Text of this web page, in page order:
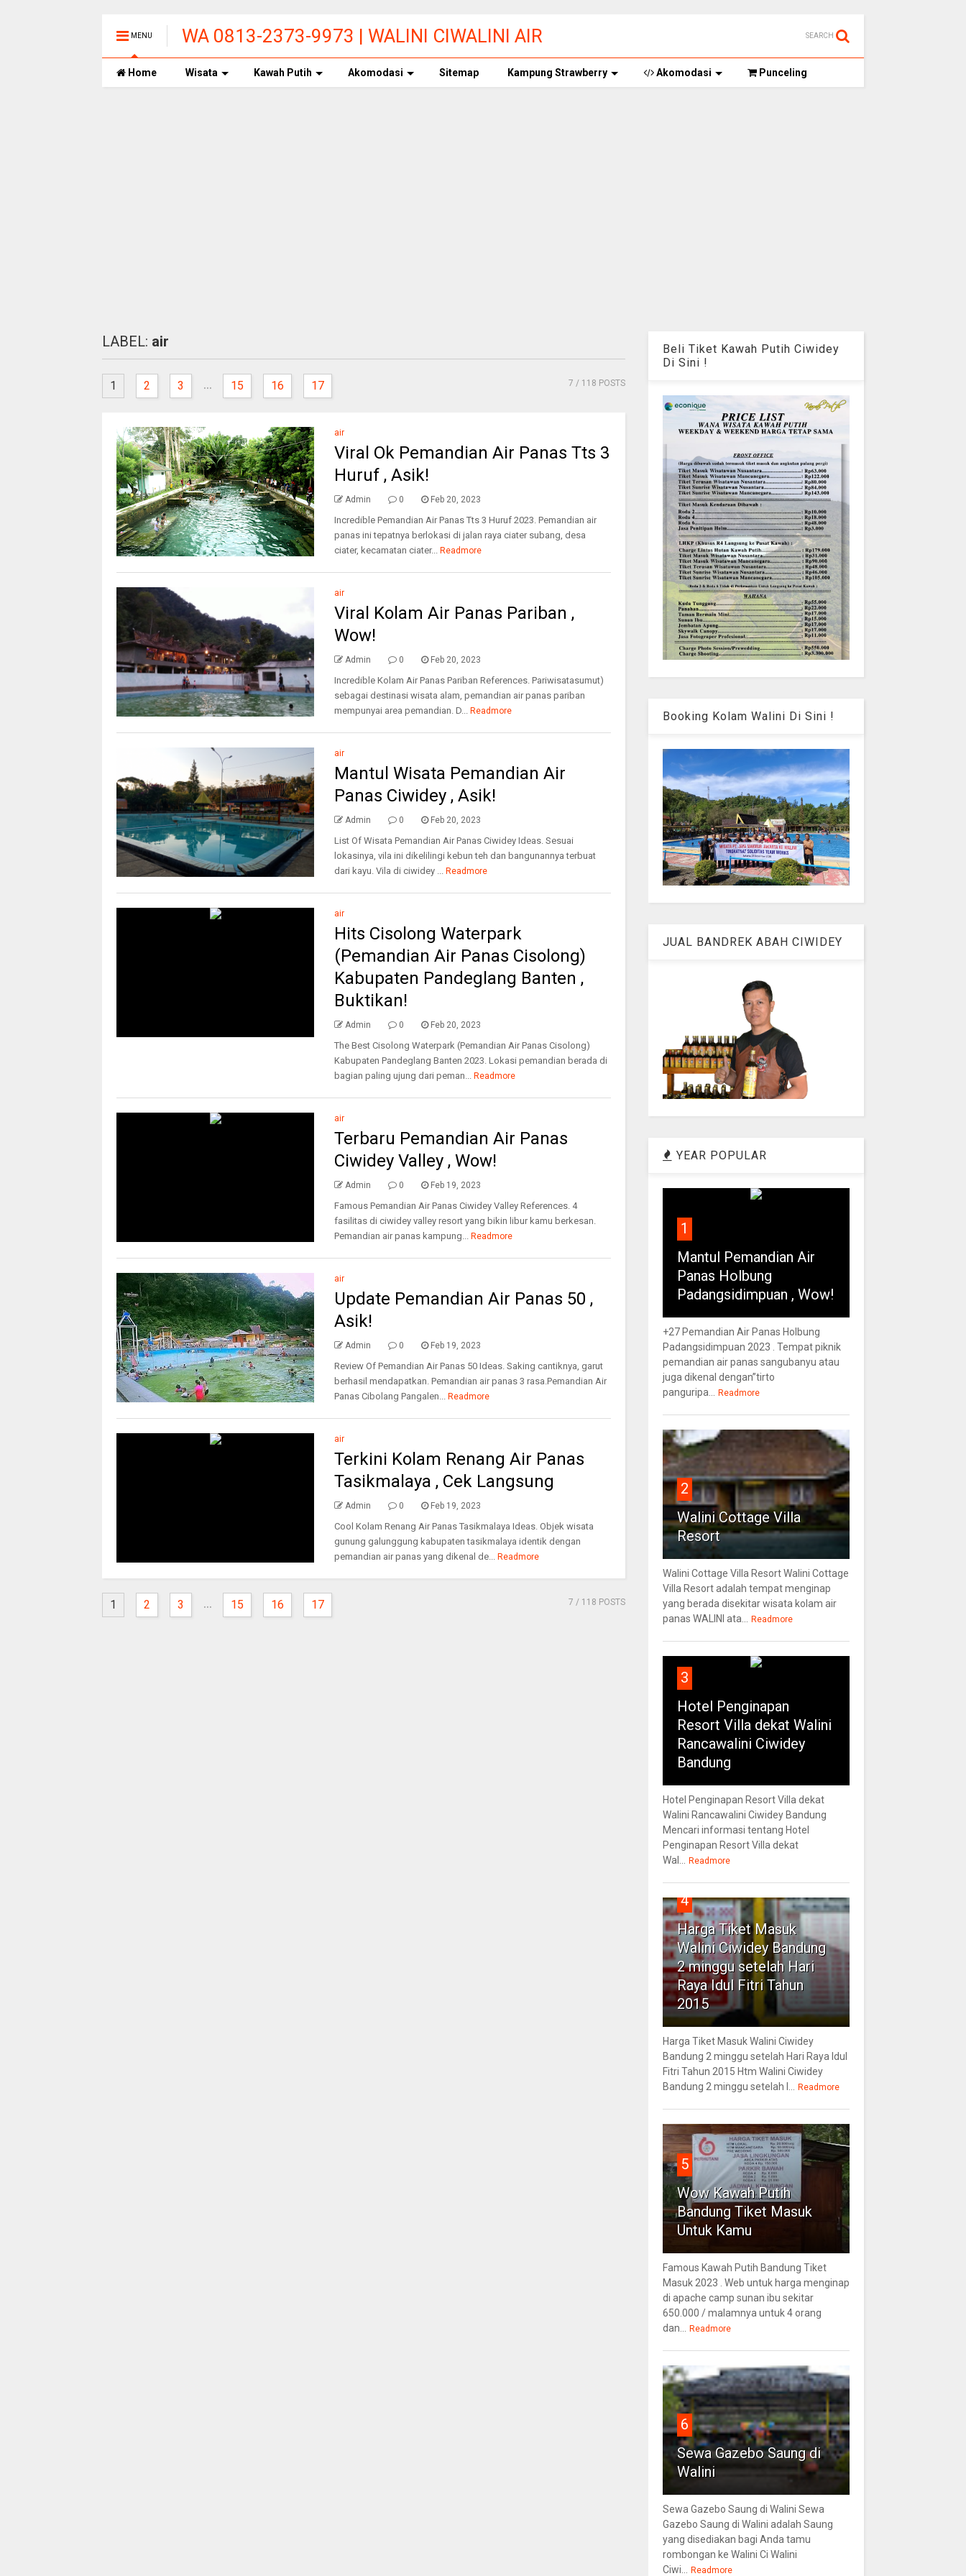
MENU
WA 0813-2373-9973 | WALINI CIWALINI AIR
PANAS ALAMI TERBERSIH CIWIDEY
BANDUNG
SEARCH
Home Wisata Kawah Putih Akomodasi Sitemap Kampung Strawberry Akomodasi Punceling
LABEL: air
1 2 3 ... 15 16 17 7 / 118 POSTS
air
Viral Ok Pemandian Air Panas Tts 3
Huruf , Asik!
Admin 0 Feb 20, 2023
Incredible Pemandian Air Panas Tts 3 Huruf 2023. Pemandian air
panas ini tepatnya berlokasi di jalan raya ciater subang, desa
ciater, kecamatan ciater... Readmore
air
Viral Kolam Air Panas Pariban ,
Wow!
Admin 0 Feb 20, 2023
Incredible Kolam Air Panas Pariban References. Pariwisatasumut)
sebagai destinasi wisata alam, pemandian air panas pariban
mempunyai area pemandian. D... Readmore
air
Mantul Wisata Pemandian Air
Panas Ciwidey , Asik!
Admin 0 Feb 20, 2023
List Of Wisata Pemandian Air Panas Ciwidey Ideas. Sesuai
lokasinya, vila ini dikelilingi kebun teh dan bangunannya terbuat
dari kayu. Vila di ciwidey ... Readmore
air
Hits Cisolong Waterpark
(Pemandian Air Panas Cisolong)
Kabupaten Pandeglang Banten ,
Buktikan!
Admin 0 Feb 20, 2023
The Best Cisolong Waterpark (Pemandian Air Panas Cisolong)
Kabupaten Pandeglang Banten 2023. Lokasi pemandian berada di
bagian paling ujung dari peman... Readmore
air
Terbaru Pemandian Air Panas
Ciwidey Valley , Wow!
Admin 0 Feb 19, 2023
Famous Pemandian Air Panas Ciwidey Valley References. 4
fasilitas di ciwidey valley resort yang bikin libur kamu berkesan.
Pemandian air panas kampung... Readmore
air
Update Pemandian Air Panas 50 ,
Asik!
Admin 0 Feb 19, 2023
Review Of Pemandian Air Panas 50 Ideas. Saking cantiknya, garut
berhasil mendapatkan. Pemandian air panas 3 rasa.Pemandian Air
Panas Cibolang Pangalen... Readmore
air
Terkini Kolam Renang Air Panas
Tasikmalaya , Cek Langsung
Admin 0 Feb 19, 2023
Cool Kolam Renang Air Panas Tasikmalaya Ideas. Objek wisata
gunung galunggung kabupaten tasikmalaya identik dengan
pemandian air panas yang dikenal de... Readmore
1 2 3 ... 15 16 17 7 / 118 POSTS
Beli Tiket Kawah Putih Ciwidey
Di Sini !
Booking Kolam Walini Di Sini !
JUAL BANDREK ABAH CIWIDEY
YEAR POPULAR
1
Mantul Pemandian Air
Panas Holbung
Padangsidimpuan , Wow!
+27 Pemandian Air Panas Holbung
Padangsidimpuan 2023 . Tempat piknik
pemandian air panas sangubanyu atau
juga dikenal dengan”tirto
panguripa... Readmore
2
Walini Cottage Villa
Resort
Walini Cottage Villa Resort Walini Cottage
Villa Resort adalah tempat menginap
yang berada disekitar wisata kolam air
panas WALINI ata... Readmore
3
Hotel Penginapan
Resort Villa dekat Walini
Rancawalini Ciwidey
Bandung
Hotel Penginapan Resort Villa dekat
Walini Rancawalini Ciwidey Bandung
Mencari informasi tentang Hotel
Penginapan Resort Villa dekat
Wal... Readmore
4
Harga Tiket Masuk
Walini Ciwidey Bandung
2 minggu setelah Hari
Raya Idul Fitri Tahun
2015
Harga Tiket Masuk Walini Ciwidey
Bandung 2 minggu setelah Hari Raya Idul
Fitri Tahun 2015 Htm Walini Ciwidey
Bandung 2 minggu setelah l... Readmore
5
Wow Kawah Putih
Bandung Tiket Masuk
Untuk Kamu
Famous Kawah Putih Bandung Tiket
Masuk 2023 . Web untuk harga menginap
di apache camp sunan ibu sekitar
650.000 / malamnya untuk 4 orang
dan... Readmore
6
Sewa Gazebo Saung di
Walini
Sewa Gazebo Saung di Walini Sewa
Gazebo Saung di Walini adalah Saung
yang disediakan bagi Anda tamu
rombongan ke Walini Ci Walini
Ciwi... Readmore